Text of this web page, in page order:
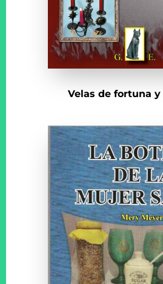
Velas de fortuna